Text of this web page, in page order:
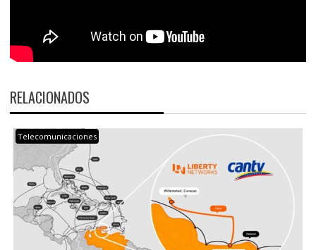
RELACIONADOS
Telecomunicaciones